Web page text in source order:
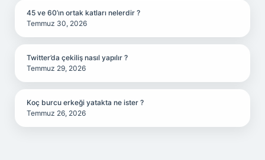
45 ve 60’ın ortak katları nelerdir ?
Temmuz 30, 2026
Twitter’da çekiliş nasıl yapılır ?
Temmuz 29, 2026
Koç burcu erkeği yatakta ne ister ?
Temmuz 26, 2026